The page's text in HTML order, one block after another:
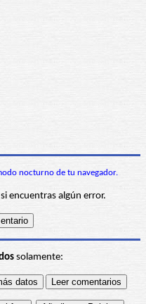
nocturno de tu navegador.
encuentras algún error.
solamente: